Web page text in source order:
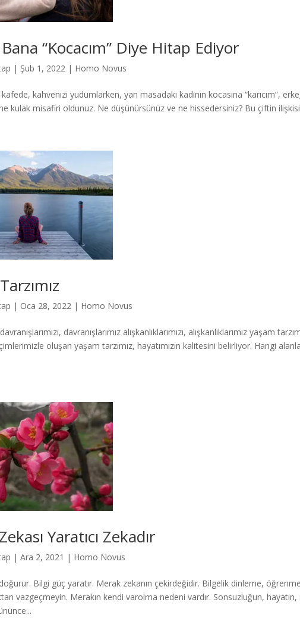
“Kocacım” Diye Hitap Ediyor
| Şub 1, 2022| Homo Novus
kahvenizi yudumlarken, yan masadaki kadının kocasına “karıcım”,
kulak misafiri oldunuz. Ne düşünürsünüz ve ne hissedersiniz? Bu çiftin ilişkisi
| Oca 28, 2022| Homo Novus
davranışlarımız alışkanlıklarımızı, alışkanlıklarımız yaşam
oluşan yaşam tarzımız, hayatımızın kalitesini belirliyor. Hangi
Yaratıcı Zekadır
| Ara 2, 2021 | Homo Novus
Bilgi güç yaratır. Merak zekanın çekirdeğidir. Bilgelik dinleme,
vazgeçmeyin. Merakın kendi varolma nedeni vardır. Sonsuzluğun, hayatın,